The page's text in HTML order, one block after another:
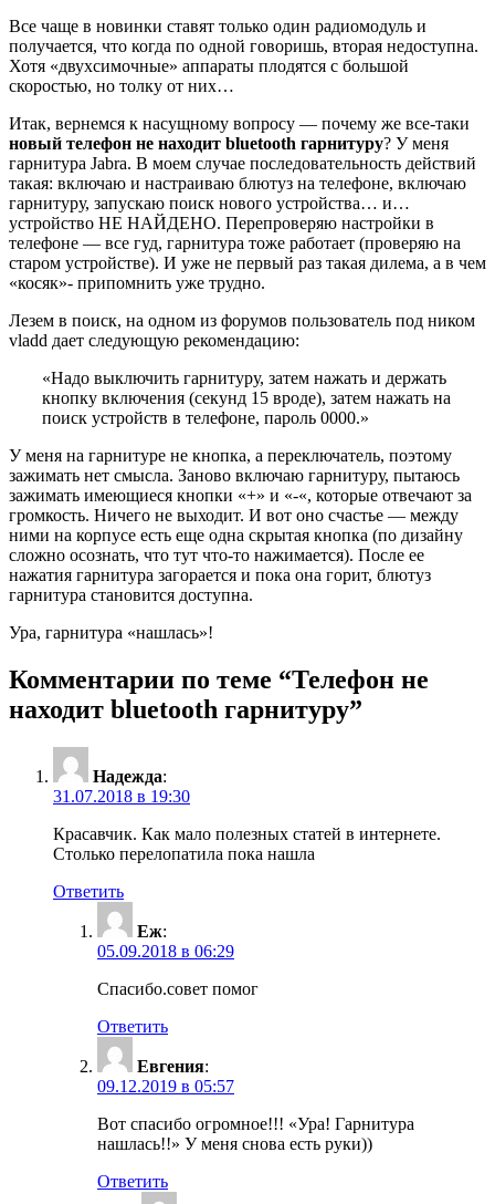
Все чаще в новинки ставят только один радиомодуль и
получается, что когда по одной говоришь, вторая недоступна.
Хотя «двухсимочные» аппараты плодятся с большой
скоростью, но толку от них…
Итак, вернемся к насущному вопросу — почему же все-таки
новый телефон не находит bluetooth гарнитуру? У меня
гарнитура Jabra. В моем случае последовательность действий
такая: включаю и настраиваю блютуз на телефоне, включаю
гарнитуру, запускаю поиск нового устройства… и…
устройство НЕ НАЙДЕНО. Перепроверяю настройки в
телефоне — все гуд, гарнитура тоже работает (проверяю на
старом устройстве). И уже не первый раз такая дилема, а в чем
«косяк»- припомнить уже трудно.
Лезем в поиск, на одном из форумов пользователь под ником
vladd дает следующую рекомендацию:
«Надо выключить гарнитуру, затем нажать и держать
кнопку включения (секунд 15 вроде), затем нажать на
поиск устройств в телефоне, пароль 0000.»
У меня на гарнитуре не кнопка, а переключатель, поэтому
зажимать нет смысла. Заново включаю гарнитуру, пытаюсь
зажимать имеющиеся кнопки «+» и «-«, которые отвечают за
громкость. Ничего не выходит. И вот оно счастье — между
ними на корпусе есть еще одна скрытая кнопка (по дизайну
сложно осознать, что тут что-то нажимается). После ее
нажатия гарнитура загорается и пока она горит, блютуз
гарнитура становится доступна.
Ура, гарнитура «нашлась»!
Комментарии по теме “Телефон не
находит bluetooth гарнитуру”
Надежда:
31.07.2018 в 19:30
Красавчик. Как мало полезных статей в интернете.
Столько перелопатила пока нашла
Ответить
Еж:
05.09.2018 в 06:29
Спасибо.совет помог
Ответить
Евгения:
09.12.2019 в 05:57
Вот спасибо огромное!!! «Ура! Гарнитура
нашлась!!» У меня снова есть руки))
Ответить